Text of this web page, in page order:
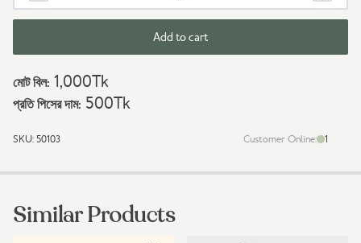
Bangladesh
Add to cart
মোট বিল: 1,000Tk
প্রতি পিসের দাম: 500Tk
SKU:50103 Customer Online: 1
Similar Products